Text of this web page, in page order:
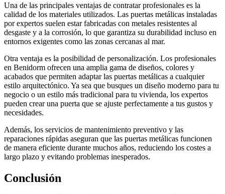
Una de las principales ventajas de contratar profesionales es la
calidad de los materiales utilizados. Las puertas metálicas instaladas
por expertos suelen estar fabricadas con metales resistentes al
desgaste y a la corrosión, lo que garantiza su durabilidad incluso en
entornos exigentes como las zonas cercanas al mar.
Otra ventaja es la posibilidad de personalización. Los profesionales
en Benidorm ofrecen una amplia gama de diseños, colores y
acabados que permiten adaptar las puertas metálicas a cualquier
estilo arquitectónico. Ya sea que busques un diseño moderno para tu
negocio o un estilo más tradicional para tu vivienda, los expertos
pueden crear una puerta que se ajuste perfectamente a tus gustos y
necesidades.
Además, los servicios de mantenimiento preventivo y las
reparaciones rápidas aseguran que las puertas metálicas funcionen
de manera eficiente durante muchos años, reduciendo los costes a
largo plazo y evitando problemas inesperados.
Conclusión